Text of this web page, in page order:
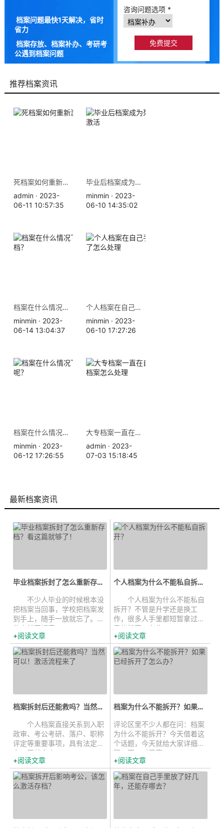
档案问题最快1天解决，省时
省力
档案存放、档案补办、考研考
公遇到档案问题
咨询问题选项 *
推荐档案资讯
死档案如何重新激活？
admin · 2023-
06-11 10:57:35
毕业后档案成为死档，如何激活
minmin · 2023-
06-10 14:35:02
档案在什么情况下属于死档？
minmin · 2023-
06-14 13:04:37
个人档案在自己手里，拆开了怎么处理
minmin · 2023-
06-10 17:27:26
档案在什么情况下会失效呢？
minmin · 2023-
06-12 17:26:55
大专档案一直在自己手里，档案怎么处理
admin · 2023-
07-03 15:18:45
最新档案资讯
毕业档案拆封了怎么重新存档？看这...
不少人毕业的时候根本没
把档案当回事，学校把档案发
到手上，随手一放就忘了。有
些人甚至好奇...
阅读文章
个人档案为什么不能私自拆开？...
个人档案为什么不能私自
拆开？不管是升学还是换工
作，很多人手里都短暂拿过自
己的档案。有些...
阅读文章
档案拆封后还能救吗？当然可以！激活...
个人档案直接关系到入职
政审、考公考研、落户、职称
评定等重要事项，具有法定效
力，严禁个人...
阅读文章
档案为什么不能拆开？如果已经拆开...
评论区里不少人都在问：档案
为什么不能拆开？今天借着这
个话题，今天就给大家详细解
释一下。对于高...
阅读文章